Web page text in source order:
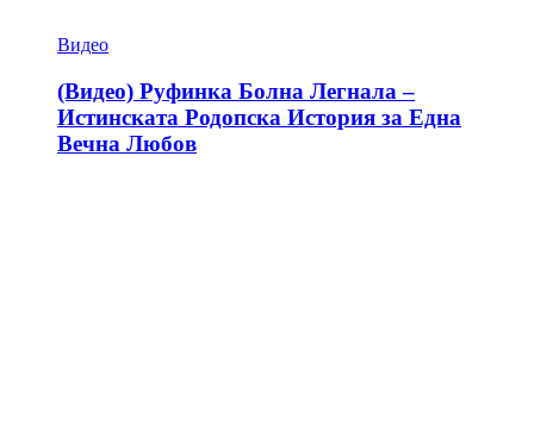
Видео
(Видео) Руфинка Болна Легнала –
Истинската Родопска История за Една
Вечна Любов